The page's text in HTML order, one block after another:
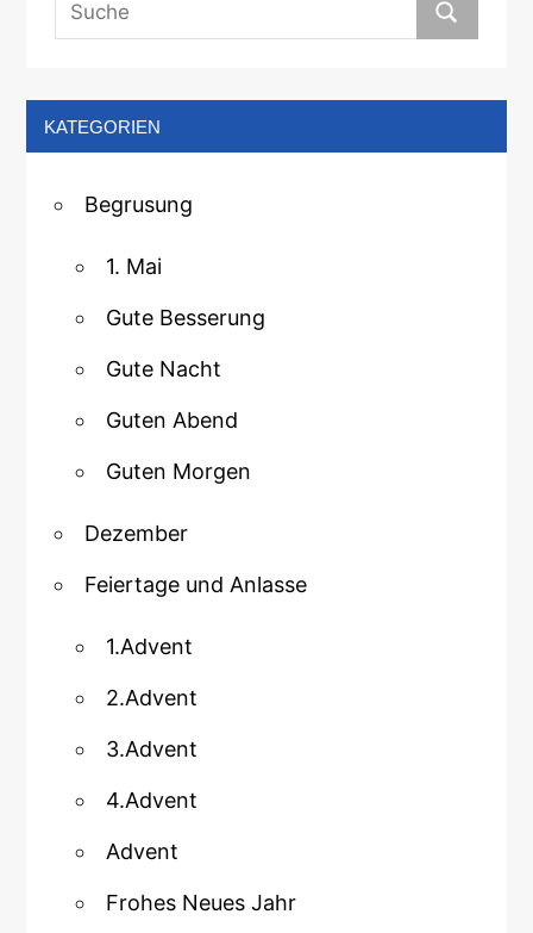
KATEGORIEN
Begrusung
1. Mai
Gute Besserung
Gute Nacht
Guten Abend
Guten Morgen
Dezember
Feiertage und Anlasse
1.Advent
2.Advent
3.Advent
4.Advent
Advent
Frohes Neues Jahr